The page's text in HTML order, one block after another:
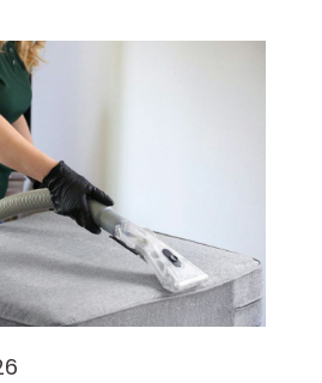
som ønsker å utvide sine